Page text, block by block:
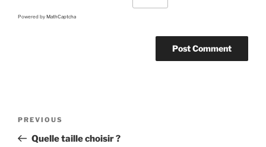
Powered by MathCaptcha
e
r
Previous
Post
PREVIOUS
Quelle taille choisir ?